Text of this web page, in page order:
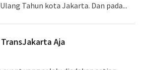
Tahun kota Jakarta. Dan pada...
TransJakarta Aja